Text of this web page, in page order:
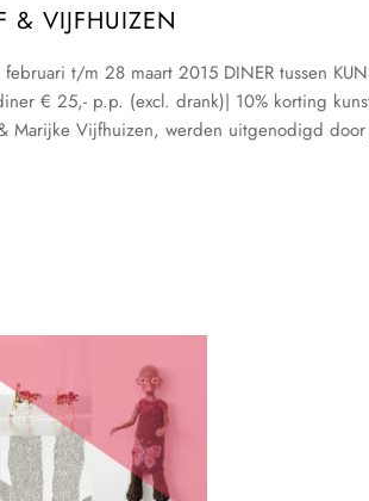
& VIJFHUIZEN
t/m 28 maart 2015 DINER tussen
€ 25,- p.p. (excl. drank)| 10% korting
Marijke Vijfhuizen, werden uitgenodigd door